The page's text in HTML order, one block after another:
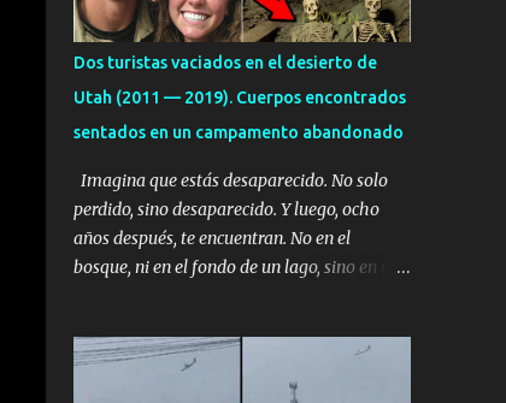
Dos turistas vaciados en el desierto de
Utah (2011 — 2019). Cuerpos encontrados
sentados en un campamento abandonado
Imagina que estás desaparecido. No solo
perdido, sino desaparecido. Y luego, ocho
años después, te encuentran. No en el
bosque, ni en el fondo de un lago, sino en una
querido. Parece que simplemente te has
quedado dormido, pero estás muerto, con los